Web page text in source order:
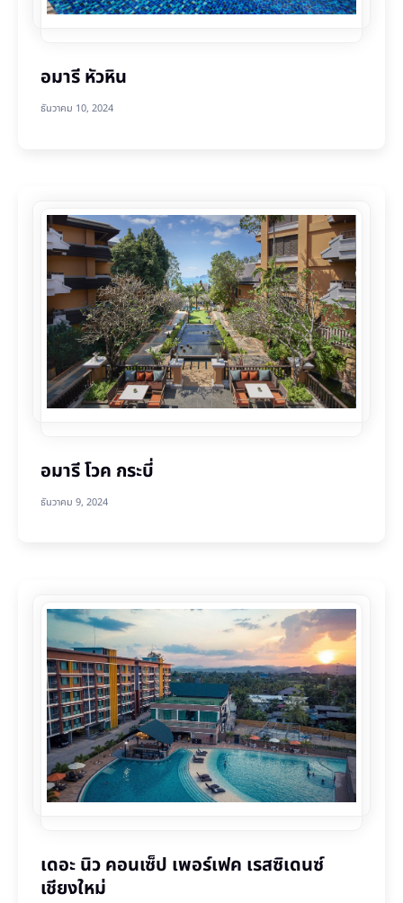
อมารี หัวหิน
ธันวาคม 10, 2024
อมารี โวค กระบี่
ธันวาคม 9, 2024
เดอะ นิว คอนเซ็ป เพอร์เฟค เรสซิเดนซ์
เชียงใหม่